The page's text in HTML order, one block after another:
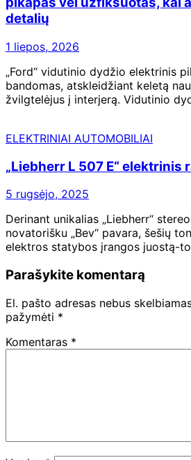
detalių
1 liepos, 2026
„Ford“ vidutinio dydžio elektrinis
bandomas, atskleidžiant keletą
žvilgtelėjus į interjerą. Vidutinio
ELEKTRINIAI AUTOMOBILIAI
„Liebherr L 507 E“ elektrinis
5 rugsėjo, 2025
Derinant unikalias „Liebherr“
novatorišku „Bev“ pavara, šešių
elektros statybos įrangos juostą-
Parašykite komentarą
El. pašto adresas nebus
pažymėti *
Komentaras *